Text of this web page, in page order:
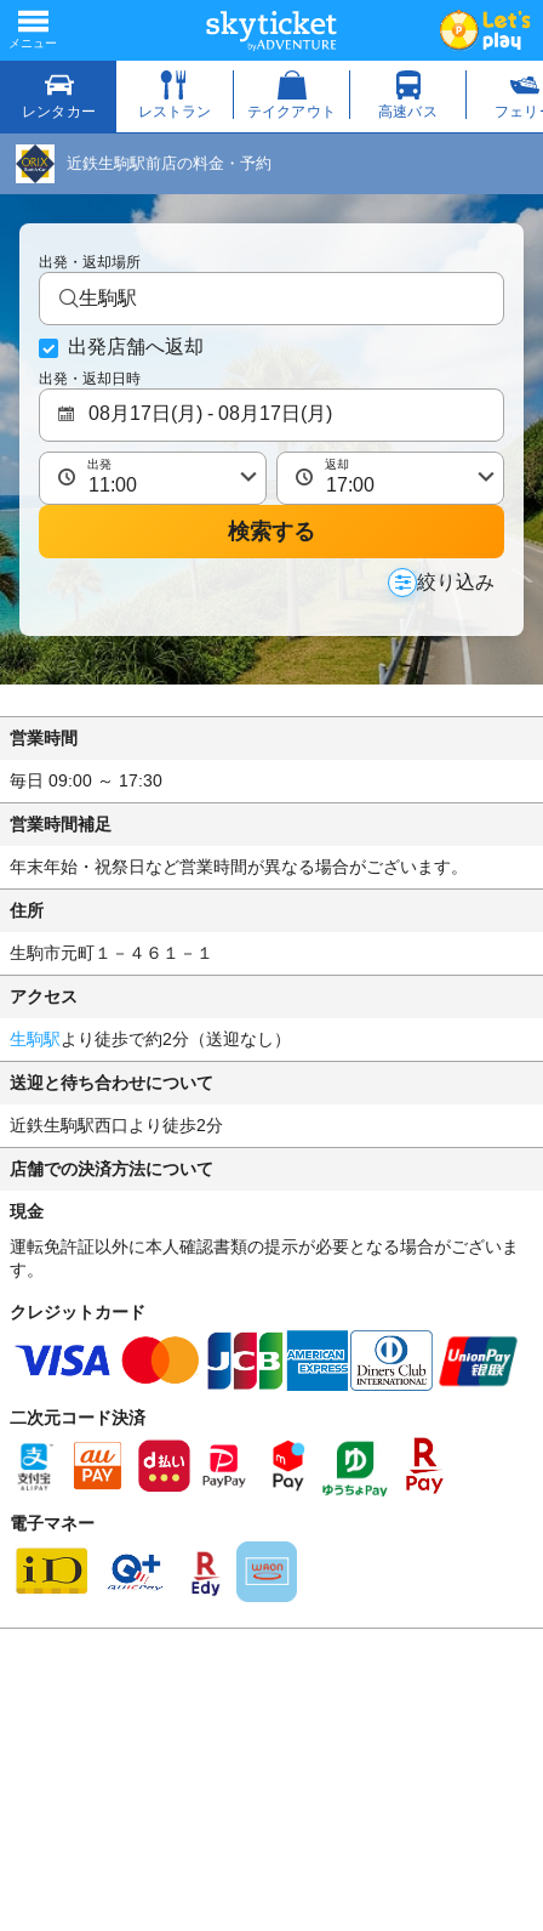
近鉄生駒駅前店の料金・予約
出発・返却場所
生駒駅
出発店舗へ返却
出発・返却日時
出発 返却
検索する
絞り込み
営業時間
毎日 09:00 ～ 17:30
営業時間補足
年末年始・祝祭日など営業時間が異なる場合がございます。
住所
生駒市元町１－４６１－１
アクセス
生駒駅より徒歩で約2分（送迎なし）
送迎と待ち合わせについて
近鉄生駒駅西口より徒歩2分
店舗での決済方法について
現金
運転免許証以外に本人確認書類の提示が必要となる場合がございま
す。
クレジットカード
二次元コード決済
電子マネー